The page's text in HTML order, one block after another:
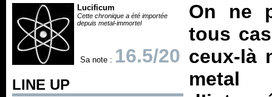
Lucificum
Cette chronique a été importée
depuis metal-immortel
Sa note : 16.5/20
LINE UP
On ne
tous
ceux-là
metal